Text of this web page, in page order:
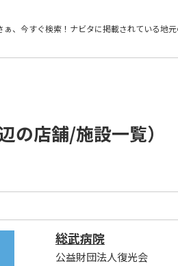
ぁ、今すぐ検索！ ナビタに掲載されている地
の店舗/施設一覧）
総武病院
公益財団法人復光会